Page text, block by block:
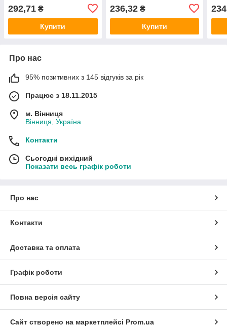
KHO8679 Ідейка
292,71 ₴
Купити
236,32₴
Купити
Про нас
95% позитивних з 145 відгуків за рік
Працює з 18.11.2015
м. Вінниця
Вінниця, Україна
Контакти
Сьогодні вихідний
Показати весь графік роботи
Про нас
Контакти
Доставка та оплата
Графік роботи
Повна версія сайту
Сайт створено на маркетплейсі Prom.ua